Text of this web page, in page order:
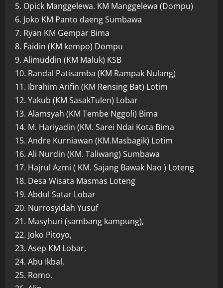
5. Opick Manggelewa. KM Manggelewa (Dompu)
6. Joko KM Panto daeng Sumbawa
7. Ryan KM Gempar Bima
8. Faidin (KM kempo) Dompu
9. Alimuddin (KM Maluk) KSB
10. Randal Patisamba (KM Rampak Nulang)
11. Ibrahim Arifin (KM Rensing Bat) Lotim
12. Yakub (KM SasakTulen) Lobar
13. Alamsyah (KM Tembe Nggoli) Bima
14. M. Hariyadin (KM. Sarei Ndai Kota Bima
15. Andre Kurniawan (KM.Masbagik) Lotim
16. Ali Nurdin (KM. Taliwang) Sumbawa
17. Hajrul Azmi ( KM. Sajang Bawak Nao ) Loteng
18. Desa Wisata Masmas Loteng
19. Abdul Satar Lobar
20. Nurrosyidah Yusuf
21. Masyhuri (sambang kampung),
22. Joko Pitoyo,
23. Asep KM Lobar,
24. Abu Ikbal,
25. Romo.